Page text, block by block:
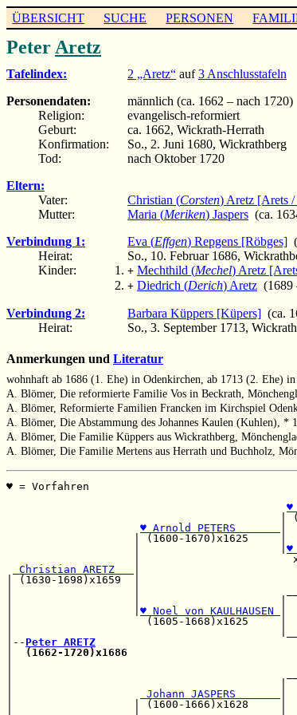
ÜBERSICHT SUCHE PERSONEN
Peter Aretz
Tafelindex: 2 „Aretz“ auf3 Anschlusstafeln
Personendaten:
männlich (ca. 1662 – nach 1720)
Religion:
evangelisch-reformiert
Geburt:
ca. 1662, Wickrath-Herrath
Konfirmation:
So., 2. Juni 1680, Wickrathberg
Tod:
nach Oktober 1720
Eltern:
Vater:
Christian (Corsten) Aretz [Arets /
Mutter:
Maria (Meriken) Jaspers (ca.
Verbindung 1:
Eva (Effgen) Repgens [Röbges]
Heirat:
So., 10. Februar 1686,
Kinder:
+ Mechthild (Mechel) Aretz
+ Diedrich (Derich) Aretz (1689
Verbindung 2: Barbara Küppers [Küpers] (ca.
Heirat:
So., 3. September 1713,
Anmerkungen und Literatur
wohnhaft ab 1686 (1. Ehe) in Odenkirchen, ab 1713 (2. Ehe)
A. Blömer, Die reformierte Familie Vos in Beckrath,
A. Blömer, Reformierte Familien Francken im Kirchspiel
A. Blömer, Die Abstammung des Johannes Kaulen (Kuhlen),
A. Blömer, Die Familie Küppers aus Wickrathberg,
A. Blömer, Die Familie Mertens aus Herrath und Buchholz,
♥ = Vorfahren
♥
♥ Arnold PETERS
| (1600-
|
Christian ARETZ
| (1630-1698)x1659  |
♥ Noel von KAULHAUSEN
|                     (1605-
|-- Peter ARETZ
(1662-1720)x1686
Johann JASPERS
|                   | (1600-